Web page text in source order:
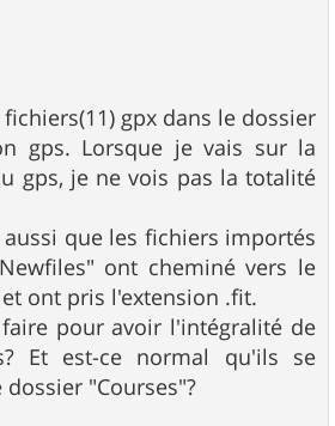
fichiers(11) gpx dans le dossier
gps. Lorsque je vais sur la
gps, je ne vois pas la totalité
aussi que les fichiers importés
ont cheminé vers le
ont pris l'extension .fit.
pour avoir l'intégralité de
Et est-ce normal qu'ils se
"Courses"?